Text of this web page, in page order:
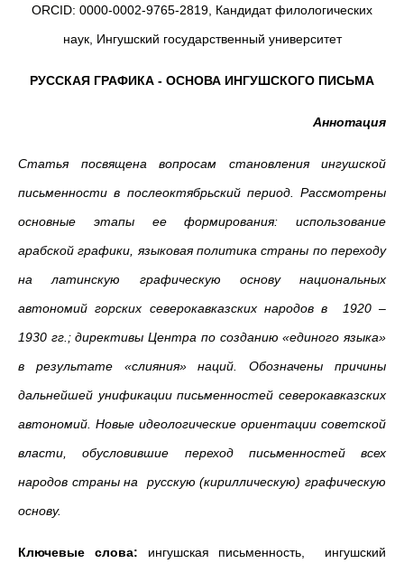
ORCID: 0000-0002-9765-2819, Кандидат филологических
наук, Ингушский государственный университет
РУССКАЯ ГРАФИКА - ОСНОВА ИНГУШСКОГО ПИСЬМА
Аннотация
Статья посвящена вопросам становления ингушской
письменности в послеоктябрьский период. Рассмотрены
основные этапы ее формирования: использование
арабской графики, языковая политика страны по переходу
на латинскую графическую основу национальных
автономий горских северокавказских народов в 1920 –
1930 гг.; директивы Центра по созданию «единого языка»
в результате «слияния» наций. Обозначены причины
дальнейшей унификации письменностей северокавказских
автономий. Новые идеологические ориентации советской
власти, обусловившие переход письменностей всех
народов страны на русскую (кириллическую) графическую
основу.
Ключевые слова: ингушская письменность, ингушский